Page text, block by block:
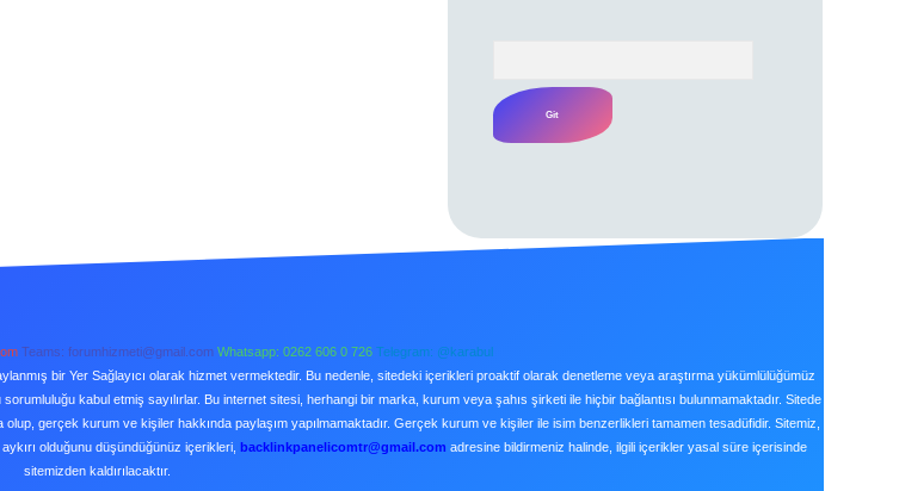
Teams: forumhizmeti@gmail.com Whatsapp: 0262 606 0 726 Telegram: @karabul
bir Yer Sağlayıcı olarak hizmet vermektedir. Bu nedenle, sitedeki içerikleri proaktif olarak denetleme veya araştırma yükümlülüğümüz
kabul etmiş sayılırlar. Bu internet sitesi, herhangi bir marka, kurum veya şahıs şirketi ile hiçbir bağlantısı bulunmamaktadır. Sitede
gerçek kurum ve kişiler hakkında paylaşım yapılmamaktadır. Gerçek kurum ve kişiler ile isim benzerlikleri tamamen tesadüfidir. Sitemiz,
olduğunu düşündüğünüz içerikleri, backlinkpanelicomtr@gmail.com adresine bildirmeniz halinde, ilgili içerikler yasal süre içerisinde
sitemizden kaldırılacaktır.